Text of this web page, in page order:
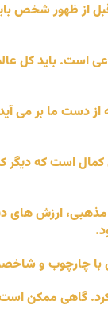
از ظهور شخص
است. باید کل
دست ما بر می آید
است که دیگر
مذهبی، ارزش های
با چارچوب و
گاهی ممکن